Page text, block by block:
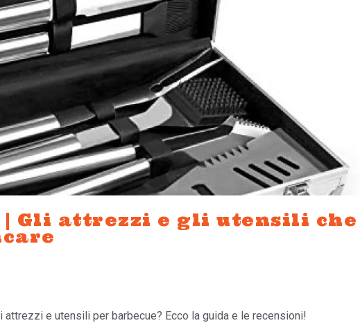
| Gli attrezzi e gli utensili che
e utensili per barbecue? Ecco la guida e le recensioni!